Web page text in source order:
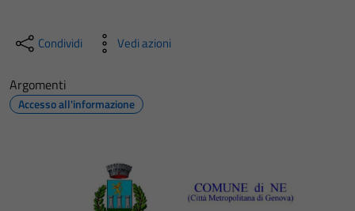
Condividi Vedi azioni
Argomenti
Accesso all'informazione